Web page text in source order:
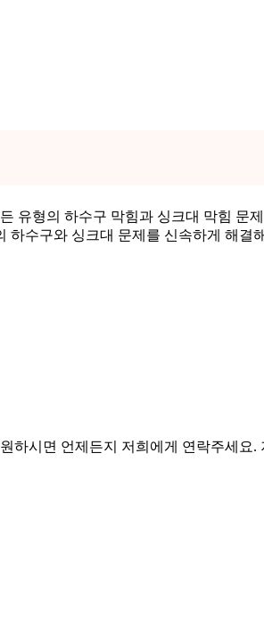
유형의 하수구 막힘과 싱크대 막힘 문
하수구와 싱크대 문제를 신속하게 해결
하시면 언제든지 저희에게 연락주세요.